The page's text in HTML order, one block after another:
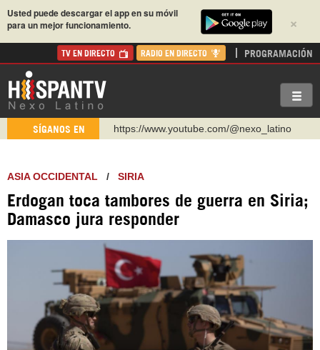
×
Usted puede descargar el app en su móvil
para un mejor funcionamiento.
TV EN DIRECTO RADIO EN DIRECTO PROGRAMACIÓN
SÍGANOS EN
https://www.youtube.com/@nexo_latino
https://t.me/hispantvcanal
https://urmedium.com/c/hispantv
WhatsApp y Viber: +98 921 79 29 404
https://www.facebook.com/Nexolatino.Canal
ASIA OCCIDENTAL / SIRIA
Erdogan toca tambores de guerra en Siria;
Damasco jura responder